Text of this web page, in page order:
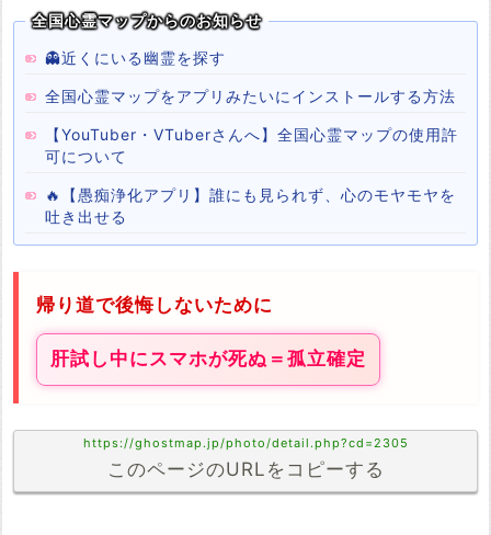
全国心霊マップからのお知らせ
👻近くにいる幽霊を探す
全国心霊マップをアプリみたいにインストールする方法
【YouTuber・VTuberさんへ】全国心霊マップの使用許
可について
🔥【愚痴浄化アプリ】誰にも見られず、心のモヤモヤを
吐き出せる
帰り道で後悔しないために
肝試し中にスマホが死ぬ＝孤立確定
https://ghostmap.jp/photo/detail.php?cd=2305
このページのURLをコピーする